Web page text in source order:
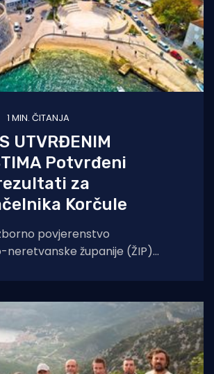
1 MIN. ČITANJA
UTVRĐENIM
Potvrđeni
za
Korčule
povjerenstvo
neretvanske županije (ŽIP)
su utvrdili propuste. Po